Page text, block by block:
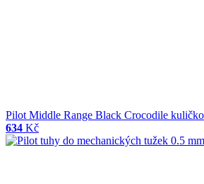
Pilot Middle Range Black Crocodile
634 Kč